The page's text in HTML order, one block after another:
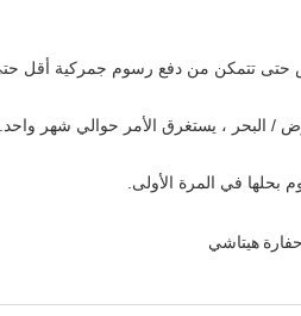
حتى تتمكن من دفع رسوم جمركية أقل
بحلها في المرة الأولى.
هيتاشي